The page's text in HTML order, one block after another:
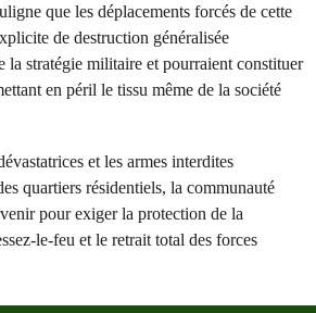
que les déplacements forcés de cette
de destruction généralisée
la stratégie militaire et pourraient constituer
en péril le tissu même de la société
et les armes interdites
quartiers résidentiels, la communauté
pour exiger la protection de la
le-feu et le retrait total des forces